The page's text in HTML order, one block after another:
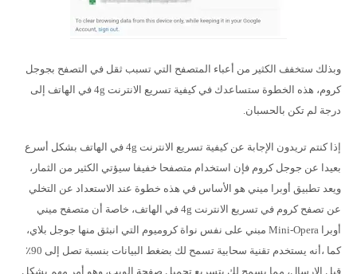
وبذلك ستخفف الكثير من أعباء المتصفح التي تسبب ثقل في التصفح بجوجل
كروم، هذه الخطوة ستساعدك في كيفية تسريع الانترنت 4g في الهاتف إلى
درجة لم تكن بالحسبان.
إذا كنتم تريدون الإجابة عن كيفية تسريع الانترنت 4g في الهاتف بشكل أسرع
بعيدا عن جوجل كروم فإن استخدام متصفحا خفيفا سيؤتي الكثير من الثمار،
ويعد تطبيق أوبرا ميني هو الأساس في هذه خطوة عند الاستعداد عن التخلي
عن تصفح كروم في تسريع الانترنت 4g في الهاتف، خاصة أن متصفح ميني
أوبرا Mini-Opera مبني على نفس نواة كروميوم التي انبثق منها جوجل بلاي،
كما ،أنه يستخدم تقنية سحابية تسمح لك بضغط البيانات بنسبة تصل إلى 90٪
قبل الإرسال، مما يسمح لك بتسريع تحميل صفحة الويب، وهو أمر مهم بشكل